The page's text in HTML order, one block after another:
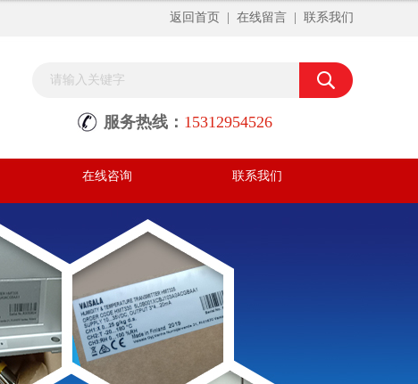
返回首页 在线留言 联系我们
服务热线： 15312954526
在线咨询 联系我们